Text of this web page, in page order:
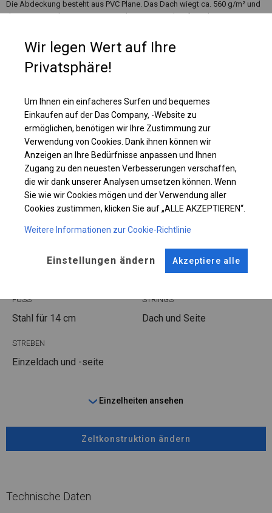
Die Abdeckung besteht aus PVC Plane. Das Dach wiegt ca. 560 g/m² und
die Seitenwände ca. 500 g/m². Jede Seitenwand verfügt über ein Fenster
sich ein Rollo, das hochgerollt und fest verschlossen werden kann und
das Innere des Zeltes vor Regen, Schnee oder Staub schützt.
Plane ändern
KONSTRUKTION
POLAR
ANSCHLÜSSE
Stahl ca.fi 54 mm
FUSS
Stahl für 14 cm
STRINGS
Dach und Seite
STREBEN
Einzeldach und -seite
Einzelheiten ansehen
Zeltkonstruktion ändern
Technische Daten
Wir legen Wert auf Ihre
Privatsphäre!
Um Ihnen ein einfacheres Surfen und bequemes
Einkaufen auf der Das Company, -Website zu
ermöglichen, benötigen wir Ihre Zustimmung zur
Verwendung von Cookies. Dank ihnen können wir
Anzeigen an Ihre Bedürfnisse anpassen und Ihnen
Zugang zu den neuesten Verbesserungen verschaffen,
die wir dank unserer Analysen umsetzen können. Wenn
Sie wie wir Cookies mögen und der Verwendung aller
Cookies zustimmen, klicken Sie auf „ALLE AKZEPTIEREN“.
Weitere Informationen zur Cookie-Richtlinie
Einstellungen ändern Akzeptiere alle